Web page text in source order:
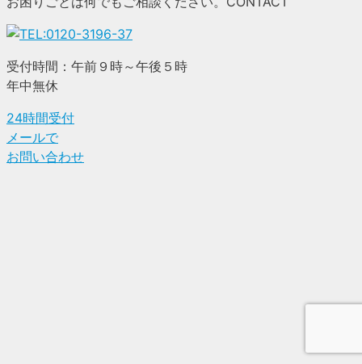
受付時間：午前９時～午後５時
年中無休
24時間受付
メールで
お問い合わせ